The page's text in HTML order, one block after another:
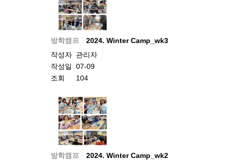
방학캠프
2024. Winter Camp_wk3
작성자 관리자
작성일
07-09
조회
104
방학캠프
2024. Winter Camp_wk2